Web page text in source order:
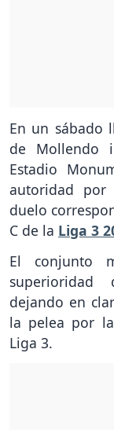
En un sábado
de Mollendo
Estadio
autoridad por
duelo
C de la Liga 3
El conjunto
superioridad
dejando en
la pelea por
Liga 3.